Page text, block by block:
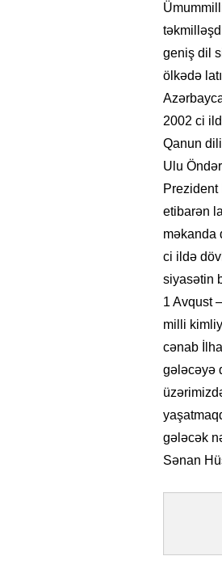
geniş dil
ölkədə
2002 ci
Qanun
Ulu
etibarən
məkanda
ci ildə
siyasətin
1 Avqust
milli
cənab
gələcəyə
gələcək
Sənan